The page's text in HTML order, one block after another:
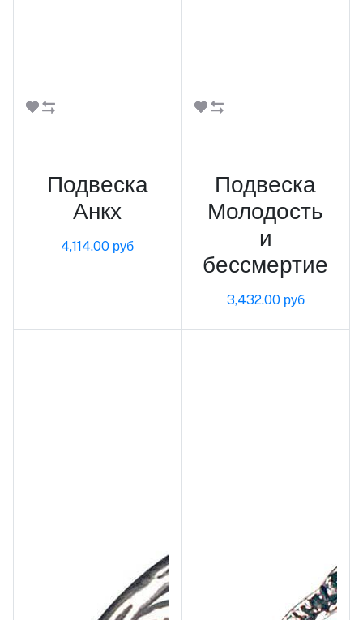
Подвеска
Анкх
4,114.00 руб
Подвеска
Молодость
и
бессмертие
3,432.00 руб